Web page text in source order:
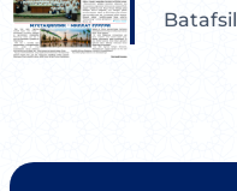
Batafsil